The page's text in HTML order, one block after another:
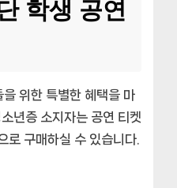
학생 공연
위한 특별한 혜택을 마
년증 소지자는 공연 티켓
구매하실 수 있습니다.